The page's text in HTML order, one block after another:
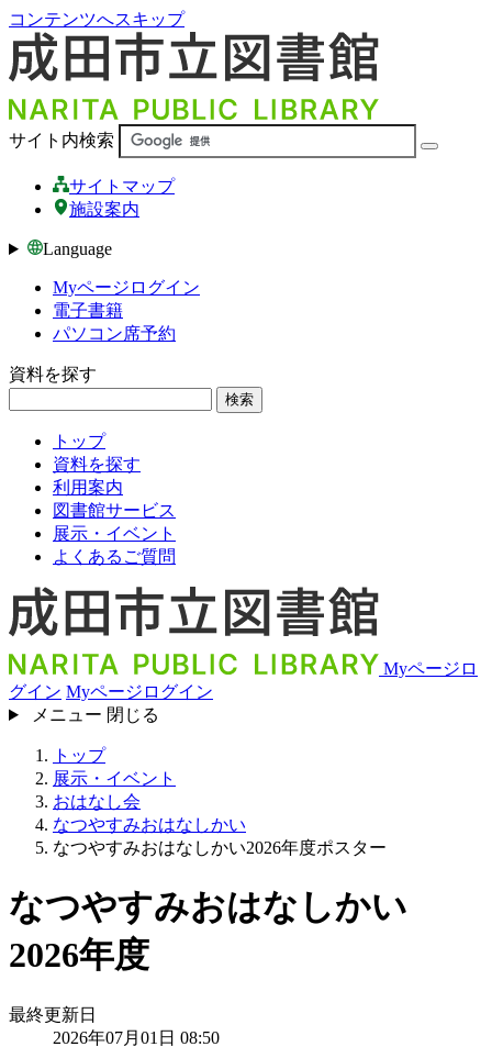
コンテンツへスキップ
サイト内検索
サイトマップ
施設案内
Language
Myページログイン
電子書籍
パソコン席予約
資料を探す
検索
トップ
資料を探す
利用案内
図書館サービス
展示・イベント
よくあるご質問
Myページロ
グイン Myページログイン
メニュー 閉じる
トップ
展示・イベント
おはなし会
なつやすみおはなしかい
なつやすみおはなしかい2026年度ポスター
なつやすみおはなしかい
2026年度
最終更新日
2026年07月01日 08:50